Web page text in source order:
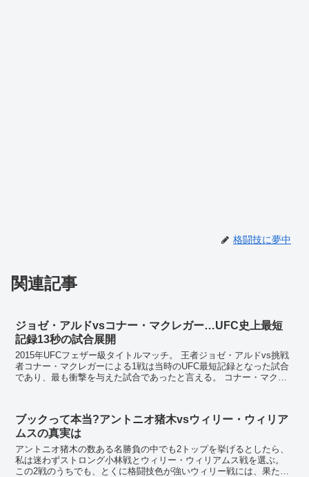
格闘技に夢中
関連記事
ジョゼ・アルドvsコナー・マクレガー…UFC史上最短
記録13秒の試合展開
2015年UFCフェザー級タイトルマッチ。 王者ジョゼ・アルドvs挑戦
者コナー・マクレガーによる1戦は当時のUFC最短記録となった試合
であり、最も衝撃を与えた試合であったと言える。 コナー・マクレ
ブックって本当?アントニオ猪木vsウィリー・ウィリア
ムスの真実は
アントニオ猪木の数ある名勝負の中でも2トップを挙げるとしたら、
私は迷わずストロング小林戦とウィリー・ウィリアムス戦を選ぶ。
この2戦のうちでも、とくに格闘技色が強いウィリー戦には、果たし